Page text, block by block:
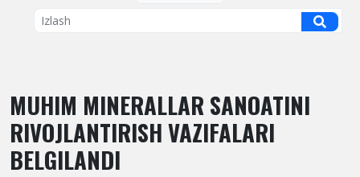
MUHIM MINERALLAR SANOATINI
RIVOJLANTIRISH VAZIFALARI
BELGILANDI